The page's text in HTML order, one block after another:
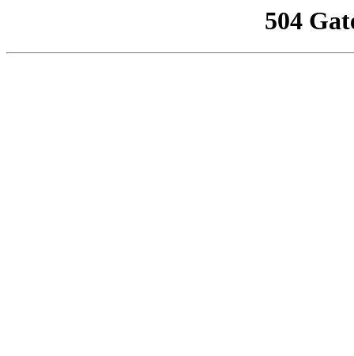
504